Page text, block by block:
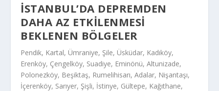
İSTANBUL’DA DEPREMDEN
DAHA AZ ETKILENMESI
BEKLENEN BÖLGELER
Pendik, Kartal, Ümraniye, Şile, Üsküdar, Kadıköy,
Erenköy, Çengelköy, Suadiye, Eminönü, Altunizade,
Polonezköy, Beşiktaş, Rumelihisarı, Adalar, Nişantaşı,
İçerenköy, Sarıyer, Şişli, İstinye, Gültepe, Kağıthane,